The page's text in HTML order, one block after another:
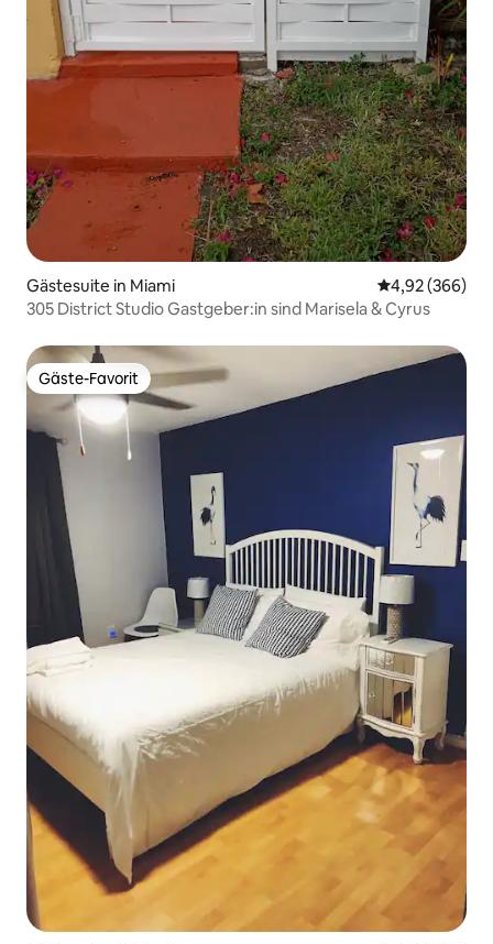
Gästesuite in Miami
4,92 (366)
305 District Studio Gastgeber:in sind Marisela & Cyrus
Gäste-Favorit
Gäste-Favorit